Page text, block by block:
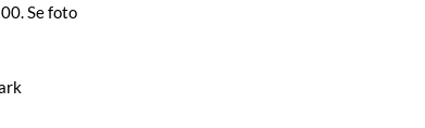
Se foto